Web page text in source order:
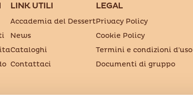
LINK UTILI
Accademia del Dessert
News
Cataloghi
Contattaci
LEGAL
Privacy Policy
Cookie Policy
Termini e condizioni d'uso
Documenti di gruppo